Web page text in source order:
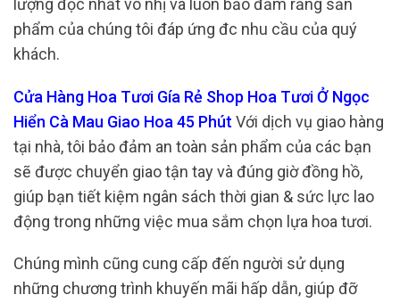
lượng độc nhất vô nhị và luôn bảo đảm rằng sản
phẩm của chúng tôi đáp ứng đc nhu cầu của quý
khách.
Cửa Hàng Hoa Tươi Gía Rẻ Shop Hoa Tươi Ở Ngọc
Hiển Cà Mau Giao Hoa 45 Phút Với dịch vụ giao hàng
tại nhà, tôi bảo đảm an toàn sản phẩm của các bạn
sẽ được chuyển giao tận tay và đúng giờ đồng hồ,
giúp bạn tiết kiệm ngân sách thời gian & sức lực lao
động trong những việc mua sắm chọn lựa hoa tươi.
Chúng mình cũng cung cấp đến người sử dụng
những chương trình khuyến mãi hấp dẫn, giúp đỡ